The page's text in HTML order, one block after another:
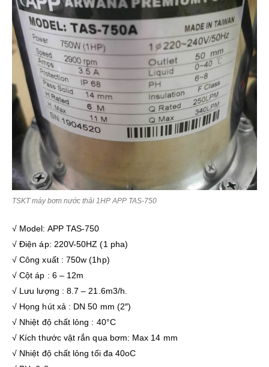
TSKT máy bơm nước thải 1HP APP TAS-750
√ Model: APP TAS-750
√ Điện áp: 220V-50HZ (1 pha)
√ Công xuất : 750w (1hp)
√ Cột áp : 6 – 12m
√ Lưu lượng : 8.7 – 21.6m3/h.
√ Họng hút xả : DN 50 mm (2″)
√ Nhiệt độ chất lỏng : 40°C
√ Kích thước vật rắn qua bơm: Max 14 mm
√ Nhiệt độ chất lỏng tối đa 40oC